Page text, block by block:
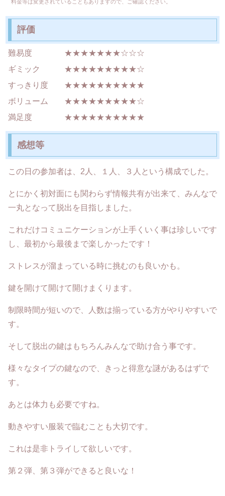
料金等は変更されていることもありますので、ご確認ください。
評価
難易度 ★★★★★★★☆☆☆
ギミック ★★★★★★★★★☆
すっきり度 ★★★★★★★★★★
ボリューム ★★★★★★★★★☆
満足度 ★★★★★★★★★★
感想等
この日の参加者は、2人、１人、３人という構成でした。
とにかく初対面にも関わらず情報共有が出来て、みんなで
一丸となって脱出を目指しました。
これだけコミュニケーションが上手くいく事は珍しいです
し、最初から最後まで楽しかったです！
ストレスが溜まっている時に挑むのも良いかも。
鍵を開けて開けて開けまくります。
制限時間が短いので、人数は揃っている方がやりやすいで
す。
そして脱出の鍵はもちろんみんなで助け合う事です。
様々なタイプの鍵なので、きっと得意な謎があるはずで
す。
あとは体力も必要ですね。
動きやすい服装で臨むことも大切です。
これは是非トライして欲しいです。
第２弾、第３弾ができると良いな！